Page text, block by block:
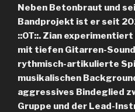
Neben Betonbraut und
Bandprojekt ist er seit
::OT::. Zian
mit tiefen Gitarren-
rythmisch-artikulierte
musikalischen
aggressives Bindeglied
Gruppe und der Lead-